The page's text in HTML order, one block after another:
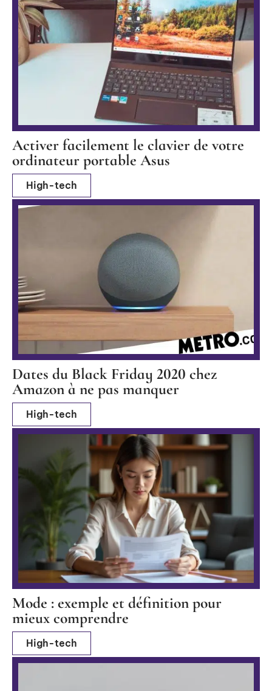
Activer facilement le clavier de votre
ordinateur portable Asus
High-tech
Dates du Black Friday 2020 chez
Amazon à ne pas manquer
High-tech
Mode : exemple et définition pour
mieux comprendre
High-tech